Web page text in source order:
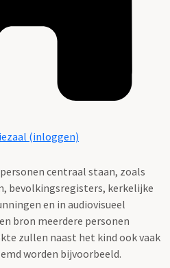
(inloggen)
centraal staan, zoals
bevolkingsregisters, kerkelijke
en in audiovisueel
bron meerdere personen
zullen naast het kind ook vaak
worden bijvoorbeeld.